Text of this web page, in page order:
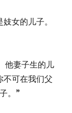
女的儿子。
他妻子生的儿
不可在我们父
。”